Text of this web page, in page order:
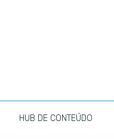
HUB DE CONTEÚDO